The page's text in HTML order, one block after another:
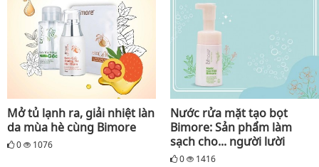
Mở tủ lạnh ra, giải nhiệt làn
da mùa hè cùng Bimore
0 1076
Nước rửa mặt tạo bọt
Bimore: Sản phẩm làm
sạch cho... người lười
0 1416